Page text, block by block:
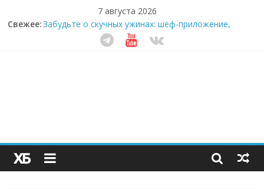
7 августа 2026
Свежее:Забудьте о скучных ужинах: шеф-приложение,
которое видит вашу еду насквозь
Небо зовёт: как бизнес на полётах дронов и
Секрет супергидратации: почему кокосовая вода с
пребиотиками становится главным трендом
здорового питания